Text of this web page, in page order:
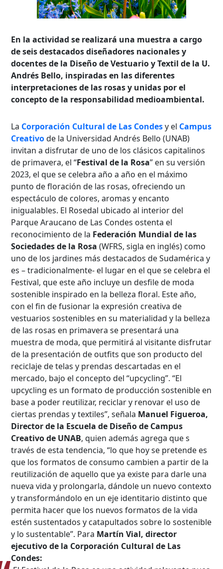
En la actividad se realizará una muestra a cargo
de seis destacados diseñadores nacionales y
docentes de la Diseño de Vestuario y Textil de la U.
Andrés Bello, inspiradas en las diferentes
interpretaciones de las rosas y unidas por el
concepto de la responsabilidad medioambiental.
La Corporación Cultural de Las Condesy el Campus
Creativode la Universidad Andrés Bello (UNAB)
invitan a disfrutar de uno de los clásicos capitalinos
de primavera, el “Festival de la Rosa” en su versión
2023, el que se celebra año a año en el máximo
punto de floración de las rosas, ofreciendo un
espectáculo de colores, aromas y encanto
inigualables. El Rosedal ubicado al interior del
Parque Araucano de Las Condes ostenta el
reconocimiento de la Federación Mundial de las
Sociedades de la Rosa (WFRS, sigla en inglés) como
uno de los jardines más destacados de Sudamérica y
es – tradicionalmente- el lugar en el que se celebra el
Festival, que este año incluye un desfile de moda
sostenible inspirado en la belleza floral. Este año,
con el fin de fusionar la expresión creativa de
vestuarios sostenibles en su materialidad y la belleza
de las rosas en primavera se presentará una
muestra de moda, que permitirá al visitante disfrutar
de la presentación de outfits que son producto del
reciclaje de telas y prendas descartadas en el
mercado, bajo el concepto del “upcycling”. “El
upcycling es un formato de producción sostenible en
base a poder reutilizar, reciclar y renovar el uso de
ciertas prendas y textiles”, señala Manuel Figueroa,
Director de la Escuela de Diseño de Campus
Creativo de UNAB, quien además agrega que s
través de esta tendencia, “lo que hoy se pretende es
que los formatos de consumo cambien a partir de la
reutilización de aquello que ya existe para darle una
nueva vida y prolongarla, dándole un nuevo contexto
y transformándolo en un eje identitario distinto que
permita hacer que los nuevos formatos de la vida
estén sustentados y catapultados sobre lo sostenible
y lo sustentable”. Para Martín Vial, director
ejecutivo de la Corporación Cultural de Las
Condes: